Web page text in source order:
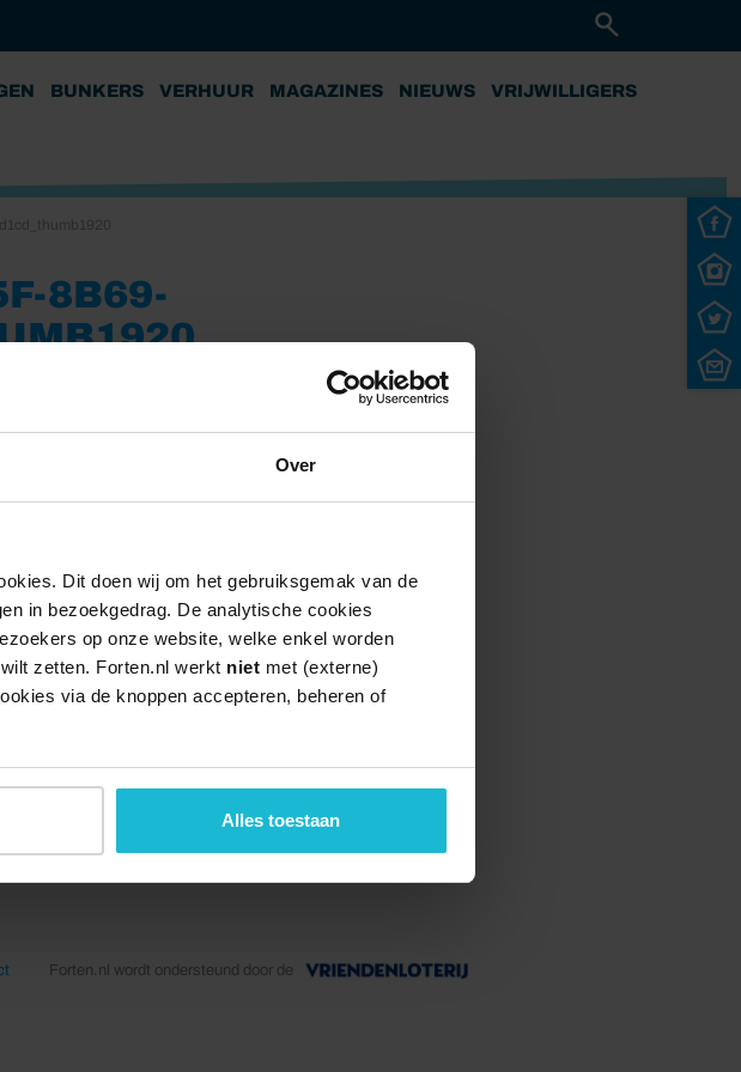
Over
Dit doen wij om het gebruiksgemak van de
in bezoekgedrag. De analytische cookies
op onze website, welke enkel worden
zetten. Forten.nl werkt niet met (externe)
via de knoppen accepteren, beheren of
Alles toestaan
BUNKERS VERHUUR MAGAZINES NIEUWS VRIJWILLIGERS
8B69-
Forten.nl wordt ondersteund door de